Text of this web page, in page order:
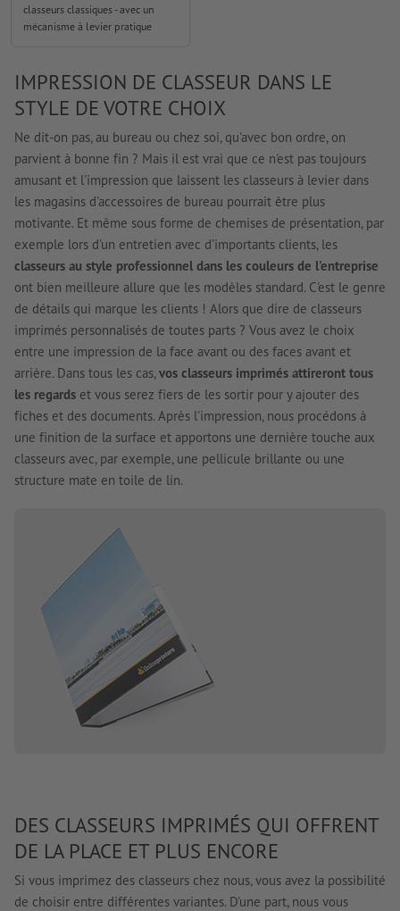
classeurs classiques - avec un
mécanisme à levier pratique
IMPRESSION DE CLASSEUR DANS LE
STYLE DE VOTRE CHOIX
Ne dit-on pas, au bureau ou chez soi, qu'avec bon ordre, on
parvient à bonne fin ? Mais il est vrai que ce n'est pas toujours
amusant et l'impression que laissent les classeurs à levier dans
les magasins d'accessoires de bureau pourrait être plus
motivante. Et même sous forme de chemises de présentation, par
exemple lors d'un entretien avec d'importants clients, les
classeurs au style professionnel dans les couleurs de l'entreprise
ont bien meilleure allure que les modèles standard. C'est le genre
de détails qui marque les clients ! Alors que dire de classeurs
imprimés personnalisés de toutes parts ? Vous avez le choix
entre une impression de la face avant ou des faces avant et
arrière. Dans tous les cas, vos classeurs imprimés attireront tous
les regards et vous serez fiers de les sortir pour y ajouter des
fiches et des documents. Après l'impression, nous procédons à
une finition de la surface et apportons une dernière touche aux
classeurs avec, par exemple, une pellicule brillante ou une
structure mate en toile de lin.
DES CLASSEURS IMPRIMÉS QUI OFFRENT
DE LA PLACE ET PLUS ENCORE
Si vous imprimez des classeurs chez nous, vous avez la possibilité
de choisir entre différentes variantes. D'une part, nous vous